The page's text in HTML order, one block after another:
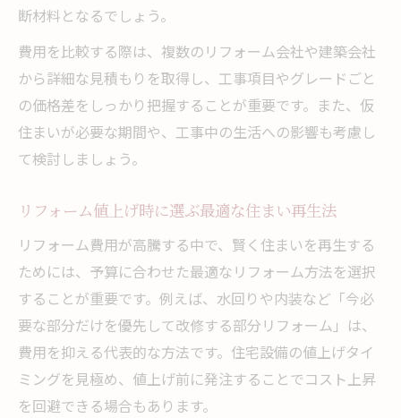
断材料となるでしょう。
費用を比較する際は、複数のリフォーム会社や建築会社
から詳細な見積もりを取得し、工事項目やグレードごと
の価格差をしっかり把握することが重要です。また、仮
住まいが必要な期間や、工事中の生活への影響も考慮し
て検討しましょう。
リフォーム値上げ時に選ぶ最適な住まい再生法
リフォーム費用が高騰する中で、賢く住まいを再生する
ためには、予算に合わせた最適なリフォーム方法を選択
することが重要です。例えば、水回りや内装など「今必
要な部分だけを優先して改修する部分リフォーム」は、
費用を抑える代表的な方法です。住宅設備の値上げタイ
ミングを見極め、値上げ前に発注することでコスト上昇
を回避できる場合もあります。